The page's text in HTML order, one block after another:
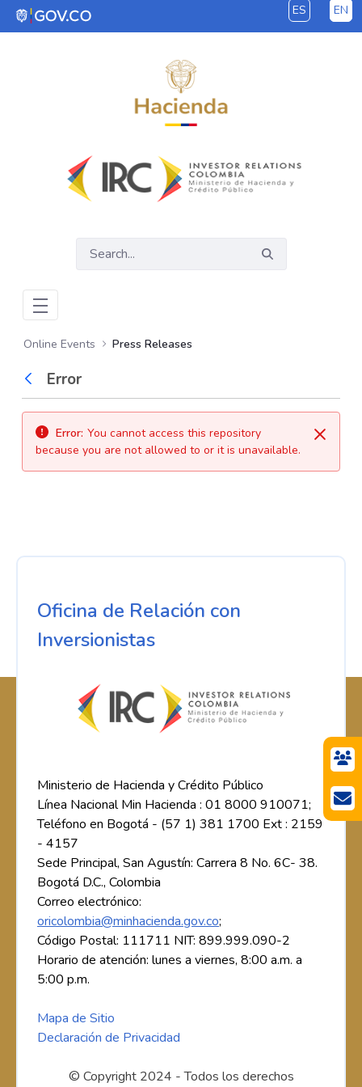
Skip to Main Content ES EN
Online Events Press Releases
Back
Error
Close
Error: You cannot access this repository
because you are not allowed to or it is unavailable.
Oficina de Relación con
Inversionistas
Ministerio de Hacienda y Crédito Público
Línea Nacional Min Hacienda : 01 8000 910071;
Teléfono en Bogotá - (57 1) 381 1700 Ext : 2159
- 4157
Sede Principal, San Agustín: Carrera 8 No. 6C- 38.
Bogotá D.C., Colombia
Correo electrónico:
oricolombia@minhacienda.gov.co;
Código Postal: 111711 NIT: 899.999.090-2
Horario de atención: lunes a viernes, 8:00 a.m. a
5:00 p.m.
Mapa de Sitio
Declaración de Privacidad
© Copyright 2024 - Todos los derechos